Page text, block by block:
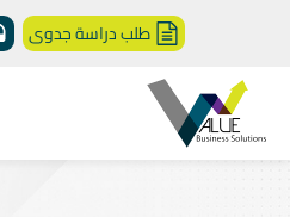
طلب دراسة جدوى